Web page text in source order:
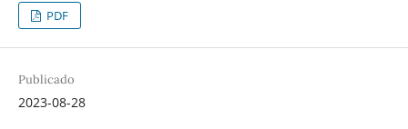
PDF
Publicado
2023-08-28